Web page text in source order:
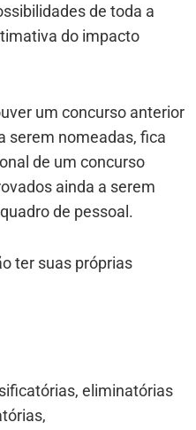
de toda a
do impacto
um concurso anterior
serem nomeadas, fica
de um concurso
ainda a serem
de pessoal.
ter suas próprias
eliminatórias